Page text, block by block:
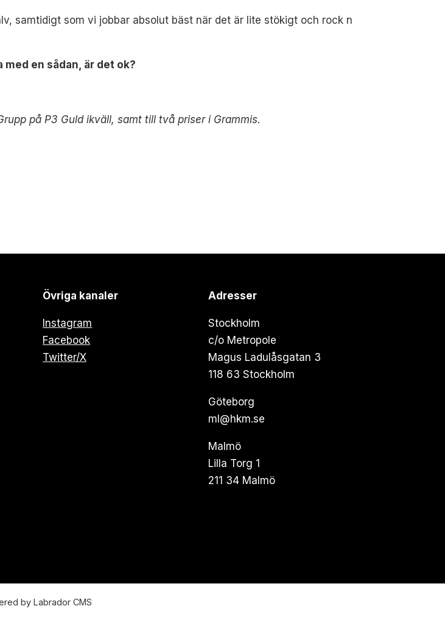
samtidigt som vi jobbar absolut bäst när det är lite stökigt och rock n
en sådan, är det ok?
på P3 Guld ikväll, samt till två priser i Grammis.
Övriga kanaler
Instagram
Facebook
Twitter/X
Adresser
Stockholm
c/o Metropole
Magus Ladulåsgatan 3
118 63 Stockholm
Göteborg
ml@hkm.se
Malmö
Lilla Torg 1
211 34 Malmö
by Labrador CMS